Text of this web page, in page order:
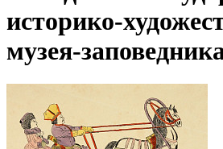
историко-
музея-